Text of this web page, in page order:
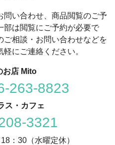
問い合わせ、商品閲覧のご予
部は閲覧にご予約が必要で
ご相談・お問い合わせなどを
にご連絡ください。
お店 Mito
263-8823
ス・カフェ
3321
：30（水曜定休）